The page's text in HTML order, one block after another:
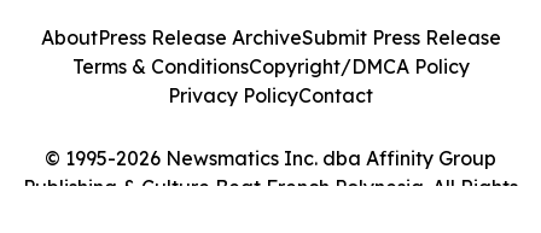
© 1995-2026 Newsmatics Inc. dba Affinity Group
Publishing & Culture Beat French Polynesia. All Rights
AboutPress Release ArchiveSubmit Press Release
Terms & ConditionsCopyright/DMCA Policy
Privacy PolicyContact